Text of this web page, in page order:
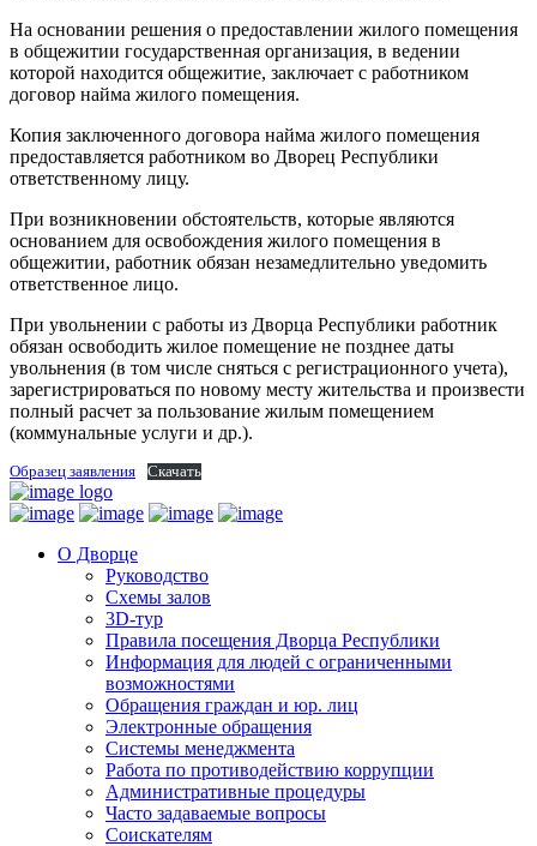
На основании решения о предоставлении жилого помещения
в общежитии государственная организация, в ведении
которой находится общежитие, заключает с работником
договор найма жилого помещения.
Копия заключенного договора найма жилого помещения
предоставляется работником во Дворец Республики
ответственному лицу.
При возникновении обстоятельств, которые являются
основанием для освобождения жилого помещения в
общежитии, работник обязан незамедлительно уведомить
ответственное лицо.
При увольнении с работы из Дворца Республики работник
обязан освободить жилое помещение не позднее даты
увольнения (в том числе сняться с регистрационного учета),
зарегистрироваться по новому месту жительства и произвести
полный расчет за пользование жилым помещением
(коммунальные услуги и др.).
Образец заявления Скачать
О Дворце
Руководство
Схемы залов
3D-тур
Правила посещения Дворца Республики
Информация для людей с ограниченными
возможностями
Обращения граждан и юр. лиц
Электронные обращения
Системы менеджмента
Работа по противодействию коррупции
Административные процедуры
Часто задаваемые вопросы
Соискателям